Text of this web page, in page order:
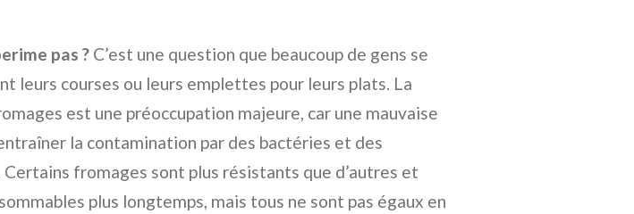
pas ? C’est une question que beaucoup de gens se
leurs courses ou leurs emplettes pour leurs plats. La
est une préoccupation majeure, car une mauvaise
la contamination par des bactéries et des
fromages sont plus résistants que d’autres et
plus longtemps, mais tous ne sont pas égaux en